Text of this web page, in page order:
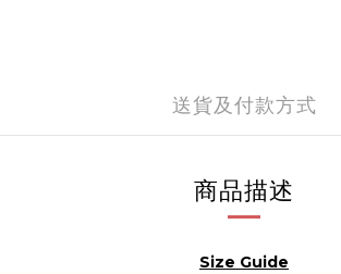
送貨及付款方式
商品描述
Size Guide